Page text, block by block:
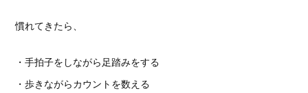
慣れてきたら、
・手拍子をしながら足踏みをする
・歩きながらカウントを数える